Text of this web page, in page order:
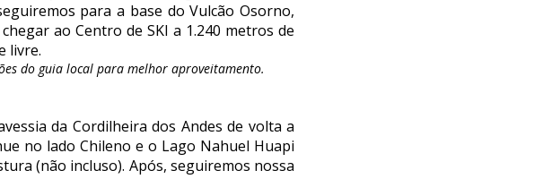
para a base do Vulcão Osorno,
ao Centro de SKI a 1.240 metros de
livre.
do guia local para melhor aproveitamento.
da Cordilheira dos Andes de volta a
no lado Chileno e o Lago Nahuel Huapi
(não incluso). Após, seguiremos nossa